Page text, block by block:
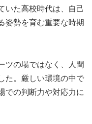
いた高校時代は、自己
姿勢を育む重要な時期
ツの場ではなく、人間
た。厳しい環境の中で
での判断力や対応力に